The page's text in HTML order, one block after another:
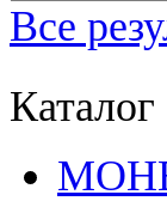
Все
Каталог